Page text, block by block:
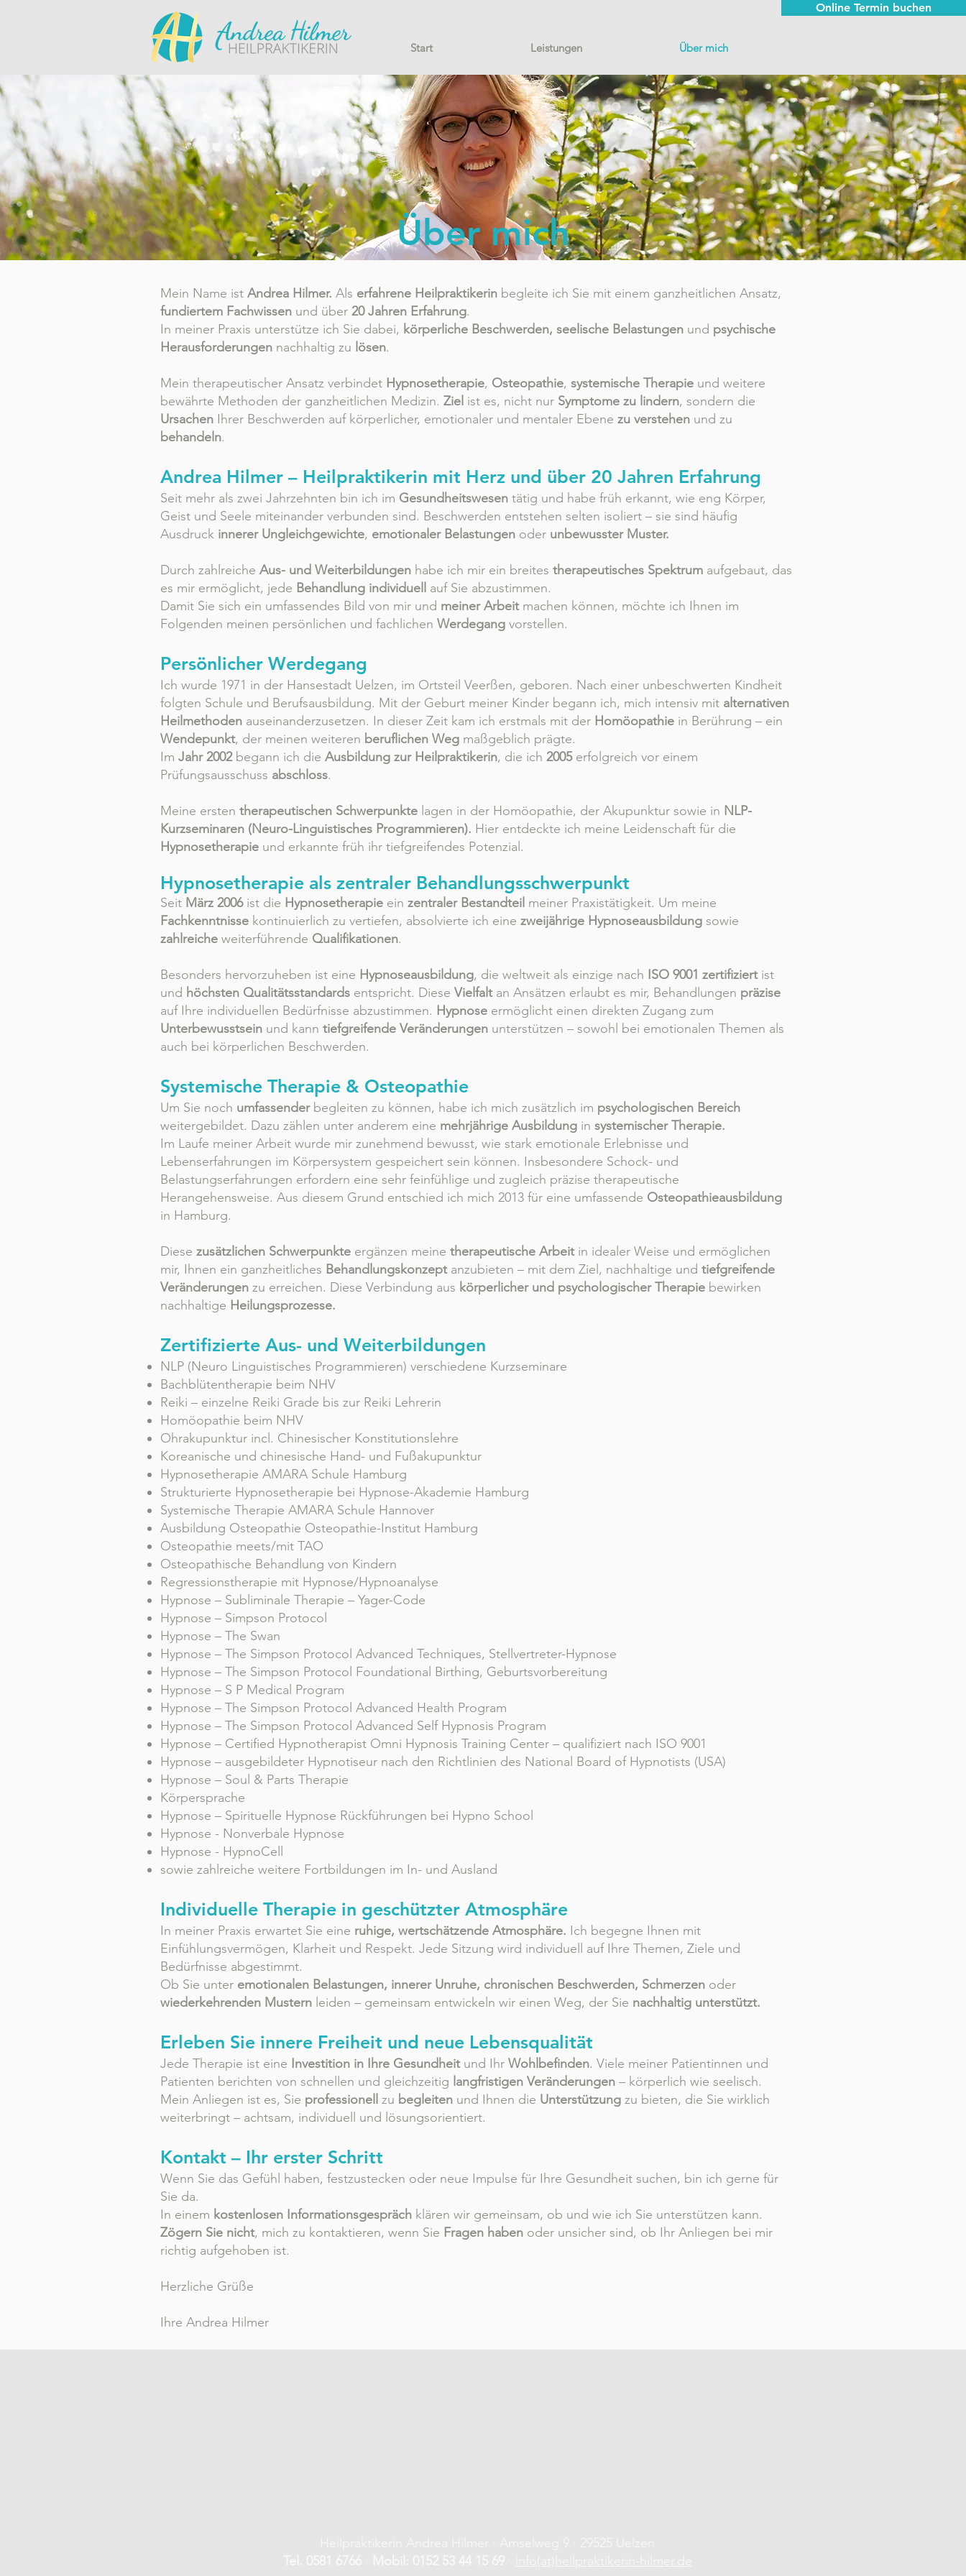
Online Termin buchen
Start Leistungen Über mich
Über mich
Mein Name ist Andrea Hilmer. Als erfahrene Heilpraktikerin begleite ich Sie mit einem ganzheitlichen Ansatz,
fundiertem Fachwissen und über 20 Jahren Erfahrung.
In meiner Praxis unterstütze ich Sie dabei, körperliche Beschwerden, seelische Belastungen und psychische
Herausforderungen nachhaltig zu lösen.
Mein therapeutischer Ansatz verbindet Hypnosetherapie, Osteopathie, systemische Therapie und weitere
bewährte Methoden der ganzheitlichen Medizin. Ziel ist es, nicht nur Symptome zu lindern, sondern die
Ursachen Ihrer Beschwerden auf körperlicher, emotionaler und mentaler Ebene zu verstehen und zu
behandeln.
Andrea Hilmer – Heilpraktikerin mit Herz und über 20 Jahren Erfahrung
Seit mehr als zwei Jahrzehnten bin ich im Gesundheitswesen tätig und habe früh erkannt, wie eng Körper,
Geist und Seele miteinander verbunden sind. Beschwerden entstehen selten isoliert – sie sind häufig
Ausdruck innerer Ungleichgewichte, emotionaler Belastungen oder unbewusster Muster.
Durch zahlreiche Aus- und Weiterbildungen habe ich mir ein breites therapeutisches Spektrum aufgebaut, das
es mir ermöglicht, jede Behandlung individuell
auf Sie abzustimmen.
Damit Sie sich ein umfassendes Bild von mir und meiner Arbeitmachen können, möchte ich Ihnen im
Folgenden meinen persönlichen und fachlichen Werdegang vorstellen.
Persönlicher Werdegang
Ich wurde 1971 in der Hansestadt Uelzen, im Ortsteil Veerßen, geboren. Nach einer unbeschwerten Kindheit
folgten Schule und Berufsausbildung. Mit der Geburt meiner Kinder begann ich, mich intensiv mit alternativen
Heilmethoden auseinanderzusetzen. In dieser Zeit kam ich erstmals mit der Homöopathie in Berührung – ein
Wendepunkt, der meinen weiteren beruflichen Weg maßgeblich prägte.
Im Jahr 2002begann ich die Ausbildung zur Heilpraktikerin, die ich 2005 erfolgreich vor einem
Prüfungsausschuss abschloss.
Meine ersten therapeutischen Schwerpunkte lagen in der Homöopathie, der Akupunktur sowie in NLP-
Kurzseminaren (Neuro-Linguistisches Programmieren). Hier entdeckte ich meine Leidenschaft für die
Hypnosetherapie und erkannte früh ihr tiefgreifendes Potenzial.
Hypnosetherapie als zentraler Behandlungsschwerpunkt
Seit März 2006ist die Hypnosetherapie ein zentraler Bestandteil meiner Praxistätigkeit. Um meine
Fachkenntnisse kontinuierlich zu vertiefen, absolvierte ich eine zweijährige Hypnoseausbildung sowie
zahlreiche weiterführende Qualifikationen.
Besonders hervorzuheben ist eine Hypnoseausbildung, die weltweit als einzige nach ISO 9001 zertifiziertist
und höchsten Qualitätsstandards entspricht. Diese Vielfaltan Ansätzen erlaubt es mir, Behandlungen präzise
auf Ihre individuellen Bedürfnisse abzustimmen. Hypnose ermöglicht einen direkten Zugang zum
Unterbewusstsein und kann tiefgreifende Veränderungen unterstützen – sowohl bei emotionalen Themen als
auch bei körperlichen Beschwerden.
Systemische Therapie & Osteopathie
Um Sie noch umfassenderbegleiten zu können, habe ich mich zusätzlich im psychologischen Bereich
weitergebildet. Dazu zählen unter anderem eine mehrjährige Ausbildung in systemischer Therapie.
Im Laufe meiner Arbeit wurde mir zunehmend bewusst, wie stark emotionale Erlebnisse und
Lebenserfahrungen im Körpersystem gespeichert sein können. Insbesondere Schock- und
Belastungserfahrungen erfordern eine sehr feinfühlige und zugleich präzise therapeutische
Herangehensweise. Aus diesem Grund entschied ich mich 2013 für eine umfassende Osteopathieausbildung
in Hamburg.
Diese zusätzlichen Schwerpunkte ergänzen meine therapeutische Arbeit in idealer Weise und ermöglichen
mir, Ihnen ein ganzheitliches Behandlungskonzeptanzubieten – mit dem Ziel, nachhaltige und tiefgreifende
Veränderungen zu erreichen. Diese Verbindung aus körperlicher und psychologischer Therapie bewirken
nachhaltige Heilungsprozesse.
Zertifizierte Aus- und Weiterbildungen
NLP (Neuro Linguistisches Programmieren) verschiedene Kurzseminare
Bachblütentherapie beim NHV
Reiki – einzelne Reiki Grade bis zur Reiki Lehrerin
Homöopathie beim NHV
Ohrakupunktur incl. Chinesischer Konstitutionslehre
Koreanische und chinesische Hand- und Fußakupunktur
Hypnosetherapie AMARA Schule Hamburg
Strukturierte Hypnosetherapie bei Hypnose-Akademie Hamburg
Systemische Therapie AMARA Schule Hannover
Ausbildung Osteopathie Osteopathie-Institut Hamburg
Osteopathie meets/mit TAO
Osteopathische Behandlung von Kindern
Regressionstherapie mit Hypnose/Hypnoanalyse
Hypnose – Subliminale Therapie – Yager-Code
Hypnose – Simpson Protocol
Hypnose – The Swan
Hypnose – The Simpson Protocol Advanced Techniques, Stellvertreter-Hypnose
Hypnose – The Simpson Protocol Foundational Birthing, Geburtsvorbereitung
Hypnose – S P Medical Program
Hypnose – The Simpson Protocol Advanced Health Program
Hypnose – The Simpson Protocol Advanced Self Hypnosis Program
Hypnose – Certified Hypnotherapist Omni Hypnosis Training Center – qualifiziert nach ISO 9001
Hypnose – ausgebildeter Hypnotiseur nach den Richtlinien des National Board of Hypnotists (USA)
Hypnose – Soul & Parts Therapie
Körpersprache
Hypnose – Spirituelle Hypnose Rückführungen bei Hypno School
Hypnose - Nonverbale Hypnose
Hypnose - HypnoCell
sowie zahlreiche weitere Fortbildungen im In- und Ausland
Individuelle Therapie in geschützter Atmosphäre
In meiner Praxis erwartet Sie eine ruhige, wertschätzende Atmosphäre. Ich begegne Ihnen mit
Einfühlungsvermögen, Klarheit und Respekt. Jede Sitzung wird individuell auf Ihre Themen, Ziele und
Bedürfnisse abgestimmt.
Ob Sie unter emotionalen Belastungen, innerer Unruhe, chronischen Beschwerden, Schmerzen oder
wiederkehrenden Mustern leiden – gemeinsam entwickeln wir einen Weg, der Sie nachhaltig unterstützt.
Erleben Sie innere Freiheit und neue Lebensqualität
Jede Therapie ist eine Investition in Ihre Gesundheitund Ihr Wohlbefinden. Viele meiner Patientinnen und
Patienten berichten von schnellen und gleichzeitig langfristigen Veränderungen – körperlich wie seelisch.
Mein Anliegen ist es, Sie professionell zu begleiten und Ihnen die Unterstützung zu bieten, die Sie wirklich
weiterbringt – achtsam, individuell und lösungsorientiert.
Kontakt – Ihr erster Schritt
Wenn Sie das Gefühl haben, festzustecken oder neue Impulse für Ihre Gesundheit suchen, bin ich gerne für
Sie da.
In einem kostenlosen Informationsgespräch klären wir gemeinsam, ob und wie ich Sie unterstützen kann.
Zögern Sie nicht, mich zu kontaktieren, wenn Sie Fragen haben oder unsicher sind, ob Ihr Anliegen bei mir
richtig aufgehoben ist.
Herzliche Grüße
Ihre Andrea Hilmer